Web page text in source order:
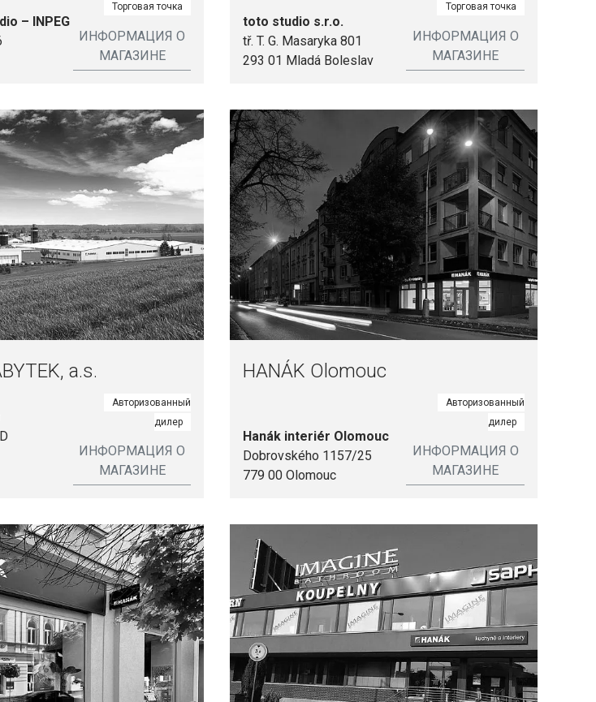
– INPEG
Торговая точка
ИНФОРМАЦИЯ О
МАГАЗИНЕ
toto studio s.r.o.
tř. T. G. Masaryka 801
293 01 Mladá Boleslav
Торговая точка
ИНФОРМАЦИЯ О
МАГАЗИНЕ
a.s.
Авторизованный
дилер
ИНФОРМАЦИЯ О
МАГАЗИНЕ
HANÁK Olomouc
Hanák interiér Olomouc
Dobrovského 1157/25
779 00 Olomouc
Авторизованный
дилер
ИНФОРМАЦИЯ О
МАГАЗИНЕ